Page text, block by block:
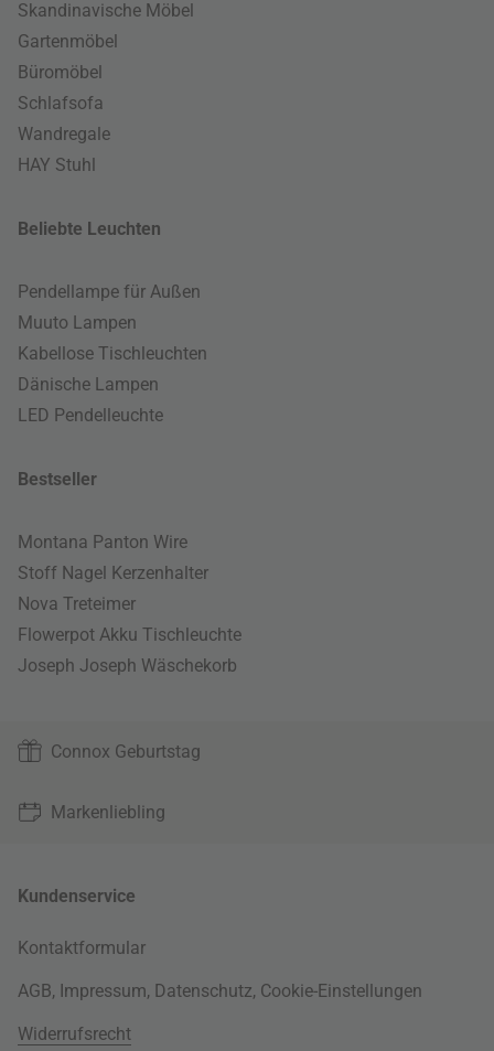
Skandinavische Möbel
Gartenmöbel
Büromöbel
Schlafsofa
Wandregale
HAY Stuhl
Beliebte Leuchten
Pendellampe für Außen
Muuto Lampen
Kabellose Tischleuchten
Dänische Lampen
LED Pendelleuchte
Bestseller
Montana Panton Wire
Stoff Nagel Kerzenhalter
Nova Treteimer
Flowerpot Akku Tischleuchte
Joseph Joseph Wäschekorb
Connox Geburtstag
Markenliebling
Kundenservice
Kontaktformular
AGB, Impressum, Datenschutz, Cookie-Einstellungen
Widerrufsrecht